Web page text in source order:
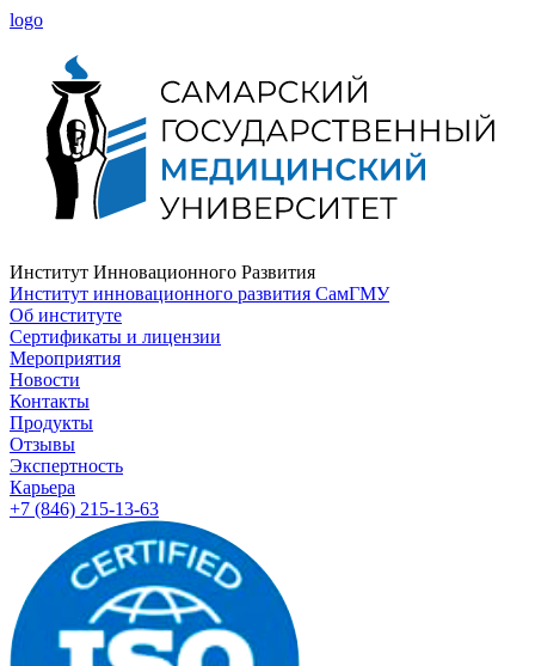
logo
Институт Инновационного Развития
Институт инновационного развития СамГМУ
Об институте
Сертификаты и лицензии
Мероприятия
Новости
Контакты
Продукты
Отзывы
Экспертность
Карьера
+7 (846) 215-13-63